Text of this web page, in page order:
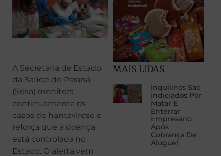
A Secretaria de Estado
da Saúde do Paraná
(Sesa) monitora
continuamente os
casos de hantavirose e
reforça que a doença
está controlada no
Estado. O alerta vem
MAIS LIDAS
Inquilinos São
Indiciados Por
Matar E
Enterrar
Empresário
Após
Cobrança De
Aluguel